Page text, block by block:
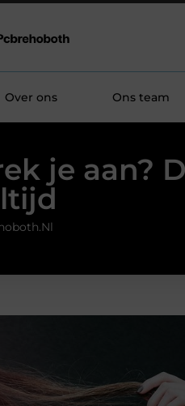
Over ons Ons team
je aan?